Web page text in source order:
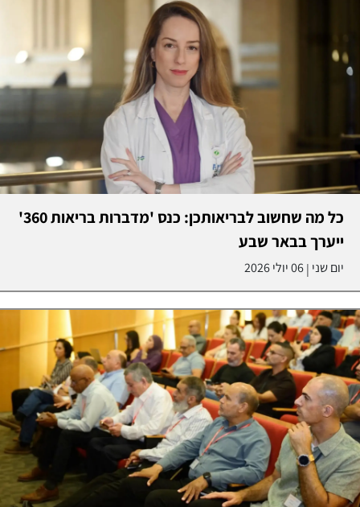
כל מה שחשוב לבריאותכן: כנס 'מדברות בריאות 360'
ייערך בבאר שבע
יום שני |06 יולי 2026